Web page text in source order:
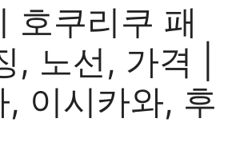
호쿠리쿠 패
, 노선, 가격 |
, 이시카와, 후